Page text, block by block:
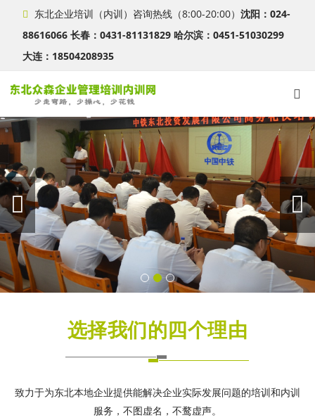
东北企业培训（内训）咨询热线（8:00-20:00）沈阳：024-
88616066 长春：0431-81131829 哈尔滨：0451-51030299
大连：18504208935
选择我们的四个理由
致力于为东北本地企业提供能解决企业实际发展问题的培训和内训
服务，不图虚名，不鹜虚声。